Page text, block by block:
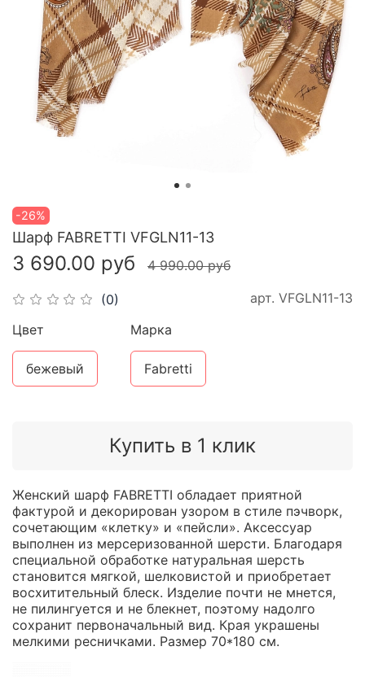
-26%
(0) арт. VFGLN11-13
Шарф FABRETTI VFGLN11-13
3 690.00 руб 4 990.00 руб
Купить в 1 клик
Цвет
бежевый
Марка
Fabretti
Женский шарф FABRETTI обладает приятной
фактурой и декорирован узором в стиле пэчворк,
сочетающим «клетку» и «пейсли». Аксессуар
выполнен из мерсеризованной шерсти. Благодаря
специальной обработке натуральная шерсть
становится мягкой, шелковистой и приобретает
восхитительный блеск. Изделие почти не мнется,
не пилингуется и не блекнет, поэтому надолго
сохранит первоначальный вид. Края украшены
мелкими ресничками. Размер 70*180 см.